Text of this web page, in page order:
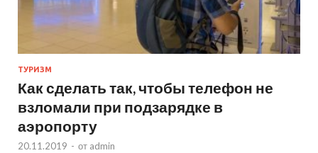
ТУРИЗМ
Как сделать так, чтобы телефон не
взломали при подзарядке в
аэропорту
20.11.2019 - от admin